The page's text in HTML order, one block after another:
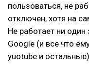
пользоваться, не
отключен, хотя на
Не работает ни
Google (и все что
yuotube и